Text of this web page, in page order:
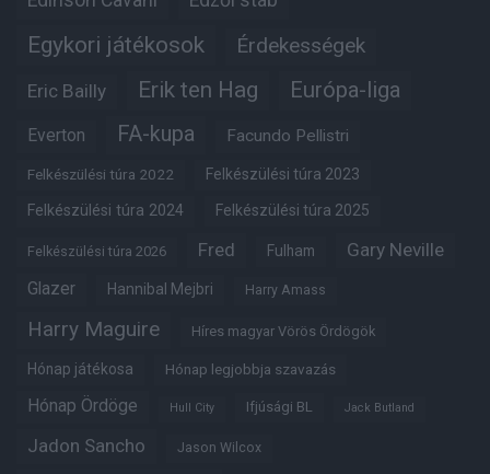
Egykori játékosok Érdekességek
Eric Bailly Erik ten Hag Európa-liga
Everton FA-kupa Facundo Pellistri
Felkészülési túra 2022 Felkészülési túra 2023
Felkészülési túra 2024 Felkészülési túra 2025
Felkészülési túra 2026 Fred Fulham Gary Neville
Glazer Hannibal Mejbri Harry Amass
Harry Maguire Híres magyar Vörös Ördögök
Hónap játékosa Hónap legjobbja szavazás
Hónap Ördöge Hull City Ifjúsági BL Jack Butland
Jadon Sancho Jason Wilcox